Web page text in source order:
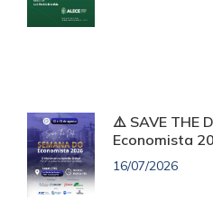
⚠️ SAVE THE
Economista
16/07/2026